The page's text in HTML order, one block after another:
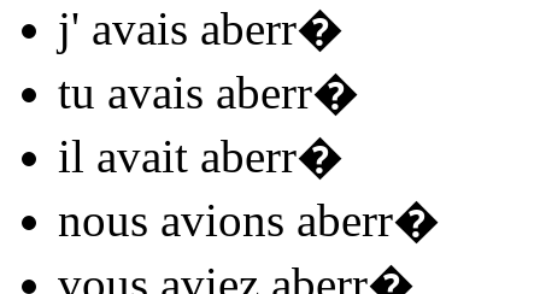
j' avais aberr�
tu avais aberr�
il avait aberr�
nous avions aberr�
vous aviez aberr�